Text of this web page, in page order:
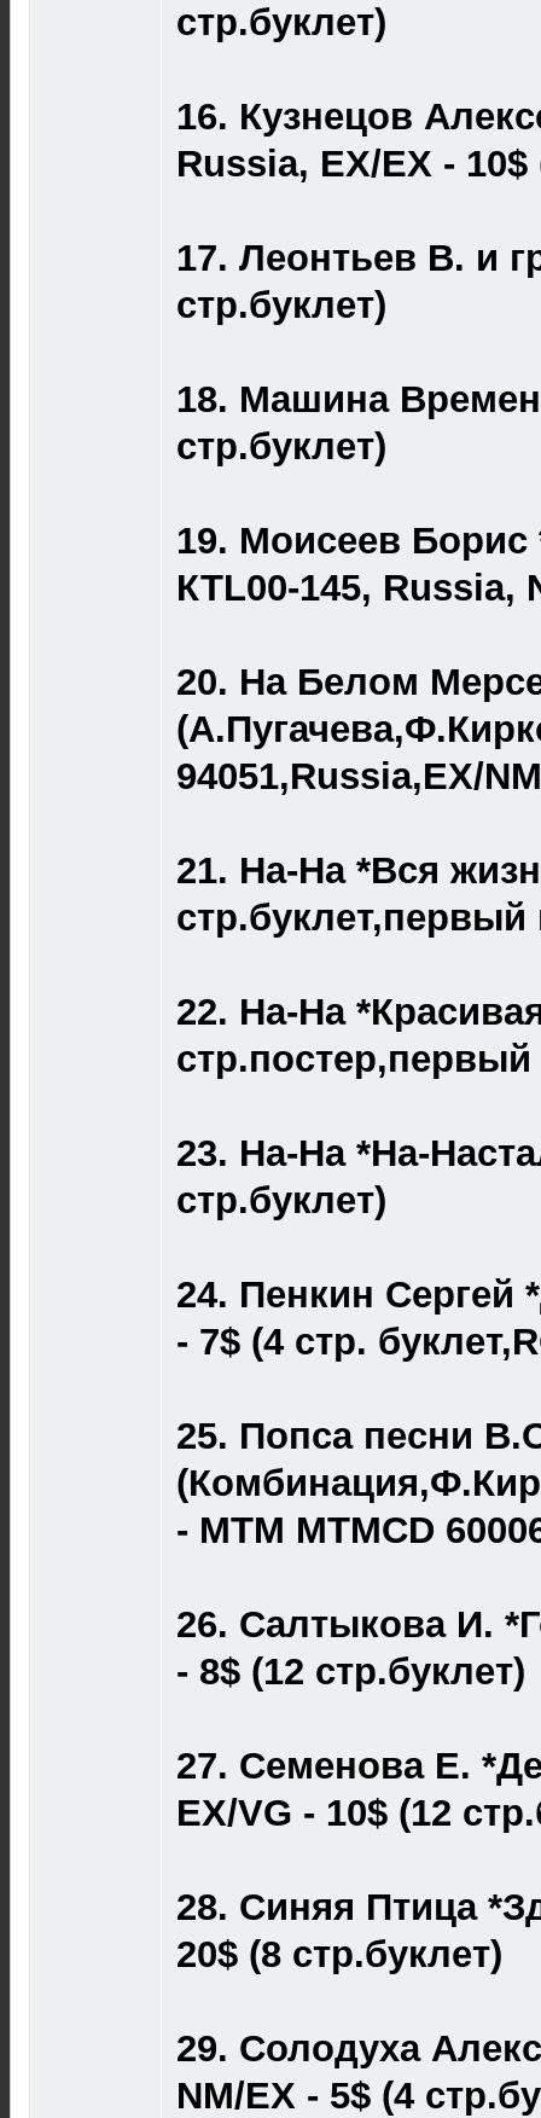
стр.буклет)
16. Кузнецов
Russia, EX/EX - 10$
17. Леонтьев В. и
стр.буклет)
18. Машина
стр.буклет)
19. Моисеев Борис
КТL00-145, Russia,
20. На Белом
94051,Russia,EX/
21. На-На *Вся
стр.буклет,первый
22. На-На
стр.постер,первый
23. На-На *На-
стр.буклет)
24. Пенкин Сергей
- 7$ (4 стр.
25. Попса песни
- MTM MTMCD
26. Салтыкова И.
- 8$ (12 стр.буклет)
27. Семенова Е.
EX/VG - 10$ (12
28. Синяя Птица
20$ (8 стр.буклет)
29. Солодуха
NM/EX - 5$ (4